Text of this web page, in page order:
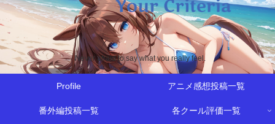
Never afraid to say what you really feel.
Profile アニメ感想投稿一覧
番外編投稿一覧 各クール評価一覧